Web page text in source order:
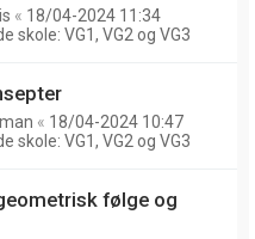
« 18/04-2024 11:34
skole: VG1, VG2 og VG3
« 18/04-2024 10:47
skole: VG1, VG2 og VG3
følge og